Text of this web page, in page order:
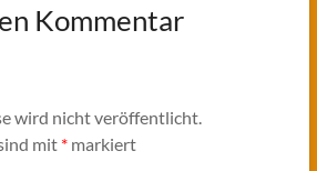
Kommentar
wird nicht veröffentlicht.
mit *markiert